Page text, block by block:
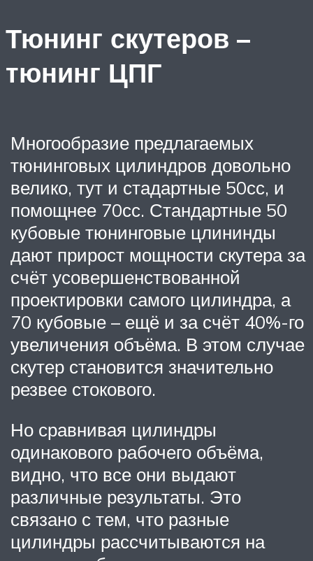
Тюнинг скутеров –
тюнинг ЦПГ
Многообразие предлагаемых
тюнинговых цилиндров довольно
велико, тут и стадартные 50сс, и
помощнее 70сс. Стандартные 50
кубовые тюнинговые цлининды
дают прирост мощности скутера за
счёт усовершенствованной
проектировки самого цилиндра, а
70 кубовые – ещё и за счёт 40%-го
увеличения объёма. В этом случае
скутер становится значительно
резвее стокового.
Но сравнивая цилиндры
одинакового рабочего объёма,
видно, что все они выдают
различные результаты. Это
связано с тем, что разные
цилиндры рассчитываются на